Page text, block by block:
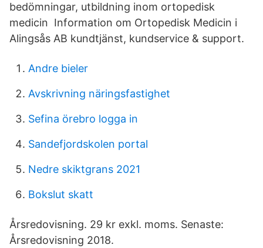
bedömningar, utbildning inom ortopedisk
medicin Information om Ortopedisk Medicin i
Alingsås AB kundtjänst, kundservice & support.
Andre bieler
Avskrivning näringsfastighet
Sefina örebro logga in
Sandefjordskolen portal
Nedre skiktgrans 2021
Bokslut skatt
Årsredovisning. 29 kr exkl. moms. Senaste:
Årsredovisning 2018.